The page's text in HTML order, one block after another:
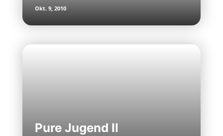
Okt. 9, 2010
Pure Jugend II